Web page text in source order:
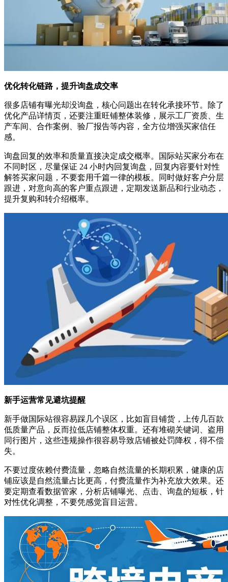
优化转化链路，提升询盘成交率
很多店铺有曝光却没询盘，核心问题出在转化承接环节。除了
优化产品详情页，还要注重旺铺整体装修，展示工厂资质、生
产车间、合作案例、验厂报告等内容，全方位增强买家信任
感。
询盘回复的效率和质量直接决定成交概率。国际站买家分布在
不同时区，尽量保证 24 小时内回复询盘，回复内容要针对性
解答买家问题，不要套用千篇一律的模板。同时做好客户分层
跟进，对意向高的客户重点跟进，定期发送新品和行业动态，
提升复购和转介绍概率。
新手运营常见避坑提醒
新手做国际站很容易踩几个误区，比如盲目铺货，上传几百款
低质量产品，反而拉低店铺整体权重。还有堆砌关键词、盗用
同行图片，这些违规操作很容易导致店铺被处罚降权，得不偿
失。
不要过度依赖付费流量，忽略自然流量的长期积累，健康的店
铺应该是自然流量占比更高，付费流量作为补充放大效果。还
要定期查看数据管家，分析店铺曝光、点击、询盘的短板，针
对性优化调整，不要凭感觉盲目运营。